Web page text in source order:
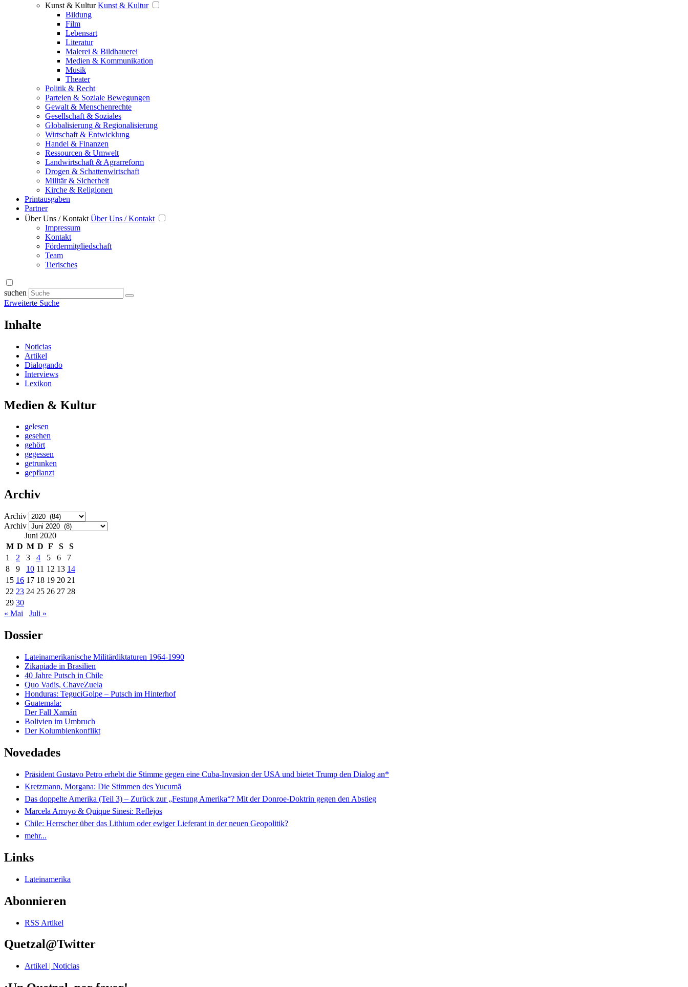
Kunst & Kultur Kunst & Kultur
Bildung
Film
Lebensart
Literatur
Malerei & Bildhauerei
Medien & Kommunikation
Musik
Theater
Politik & Recht
Parteien & Soziale Bewegungen
Gewalt & Menschenrechte
Gesellschaft & Soziales
Globalisierung & Regionalisierung
Wirtschaft & Entwicklung
Handel & Finanzen
Ressourcen & Umwelt
Landwirtschaft & Agrarreform
Drogen & Schattenwirtschaft
Militär & Sicherheit
Kirche & Religionen
Printausgaben
Partner
Über Uns / Kontakt Über Uns / Kontakt
Impressum
Kontakt
Fördermitgliedschaft
Team
Tierisches
suchen
Erweiterte Suche
Inhalte
Noticias
Artikel
Dialogando
Interviews
Lexikon
Medien & Kultur
gelesen
gesehen
gehört
gegessen
getrunken
gepflanzt
Archiv
Archiv
Archiv
Juni 2020
M D M D F S
S
1
2 3 4 5 6
7
8
9 10 11 12 13 14
15 16 17 18 19 20 21
22 23 24 25 26 27 28
29 30
« Mai
Juli »
Dossier
Lateinamerikanische Militärdiktaturen 1964-1990
Zikapiade in Brasilien
40 Jahre Putsch in Chile
Quo Vadis, ChaveZuela
Honduras: TeguciGolpe – Putsch im Hinterhof
Guatemala:
Der Fall Xamán
Bolivien im Umbruch
Der Kolumbienkonflikt
Novedades
Präsident Gustavo Petro erhebt die Stimme gegen eine Cuba-Invasion der USA und bietet Trump den Dialog an*
Kretzmann, Morgana: Die Stimmen des Yucumã
Das doppelte Amerika (Teil 3) – Zurück zur „Festung Amerika“? Mit der Donroe-Doktrin gegen den Abstieg
Marcela Arroyo & Quique Sinesi: Reflejos
Chile: Herrscher über das Lithium oder ewiger Lieferant in der neuen Geopolitik?
mehr...
Links
Lateinamerika
Abonnieren
RSS Artikel
Quetzal@Twitter
Artikel | Noticias